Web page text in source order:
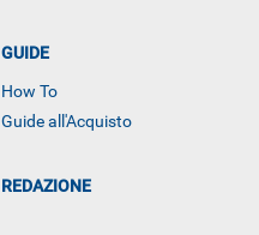
GUIDE
How To
Guide all'Acquisto
REDAZIONE